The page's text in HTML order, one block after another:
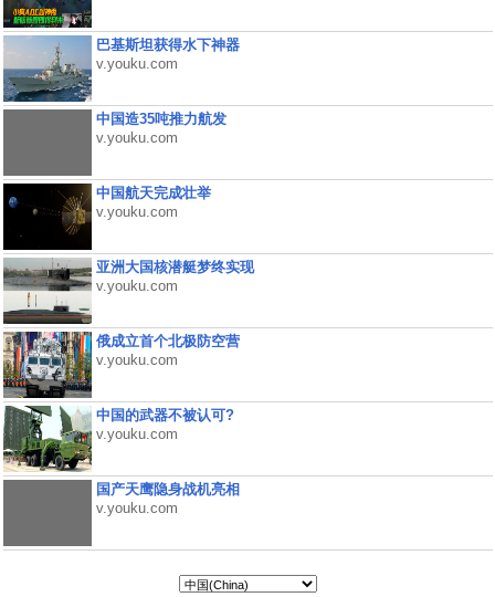
巴基斯坦获得水下神器
v.youku.com
中国造35吨推力航发
v.youku.com
中国航天完成壮举
v.youku.com
亚洲大国核潜艇梦终实现
v.youku.com
俄成立首个北极防空营
v.youku.com
中国的武器不被认可?
v.youku.com
国产天鹰隐身战机亮相
v.youku.com